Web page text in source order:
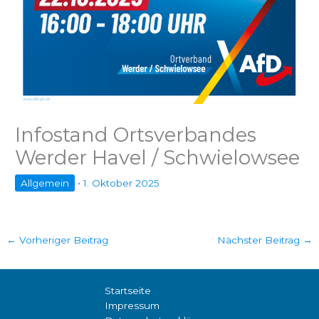
Infostand Ortsverbandes
Werder Havel / Schwielowsee
Allgemein •1. Oktober 2025
← Vorheriger Beitrag Nächster Beitrag →
Startseite
Impressum